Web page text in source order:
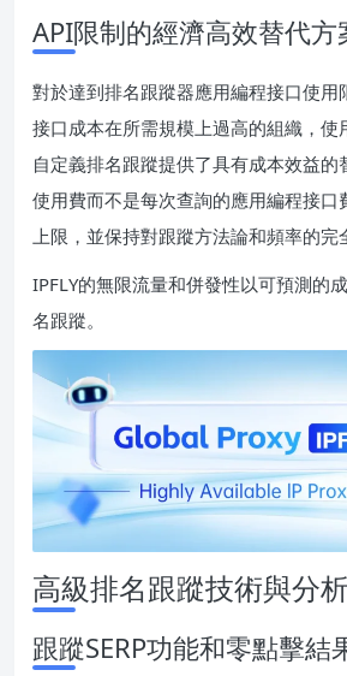
API限制的經濟高效替代方
對於達到排名跟蹤器應用編程接口使用
接口成本在所需規模上過高的組織，使
自定義排名跟蹤提供了具有成本效益的
使用費而不是每次查詢的應用編程接口
上限，並保持對跟蹤方法論和頻率的完
IPFLY的無限流量和併發性以可預測的
名跟蹤。
高級排名跟蹤技術與分
跟蹤SERP功能和零點擊結